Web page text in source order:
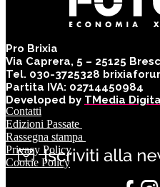
Pro Brixia
Via Caprera, 5 – 25125
Tel. 030-3725328
Partita IVA: 02714450984
Developed by TMedia
Contatti
Edizioni Passate
Rassegna stampa
Privacy Policy
Cookie Policy